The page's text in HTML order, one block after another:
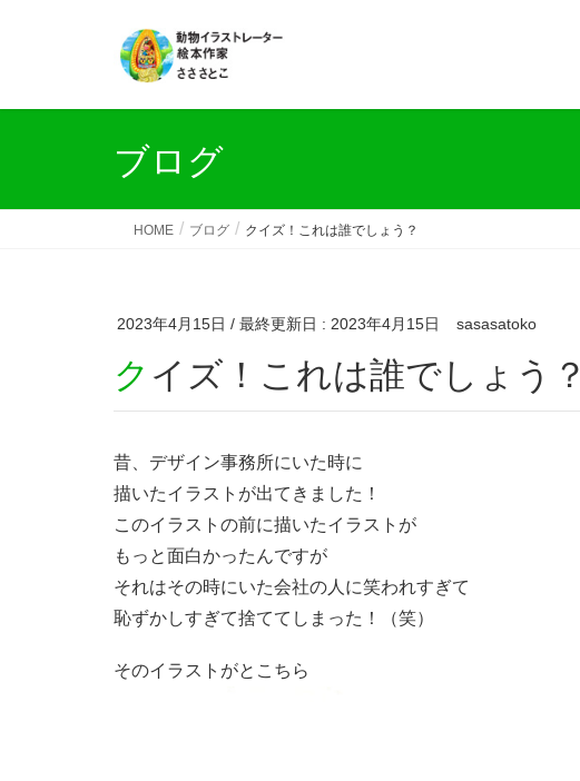
ブログ
HOME ブログ クイズ！これは誰でしょう？
2023年4月15日 / 最終更新日 : 2023年4月15日 sasasatoko
クイズ！これは誰でしょう？
昔、デザイン事務所にいた時に
描いたイラストが出てきました！
このイラストの前に描いたイラストが
もっと面白かったんですが
それはその時にいた会社の人に笑われすぎて
恥ずかしすぎて捨ててしまった！（笑）
そのイラストがとこちら